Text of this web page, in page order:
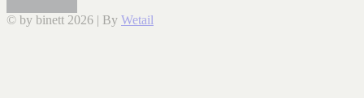
© by binett 2026 | By Wetail